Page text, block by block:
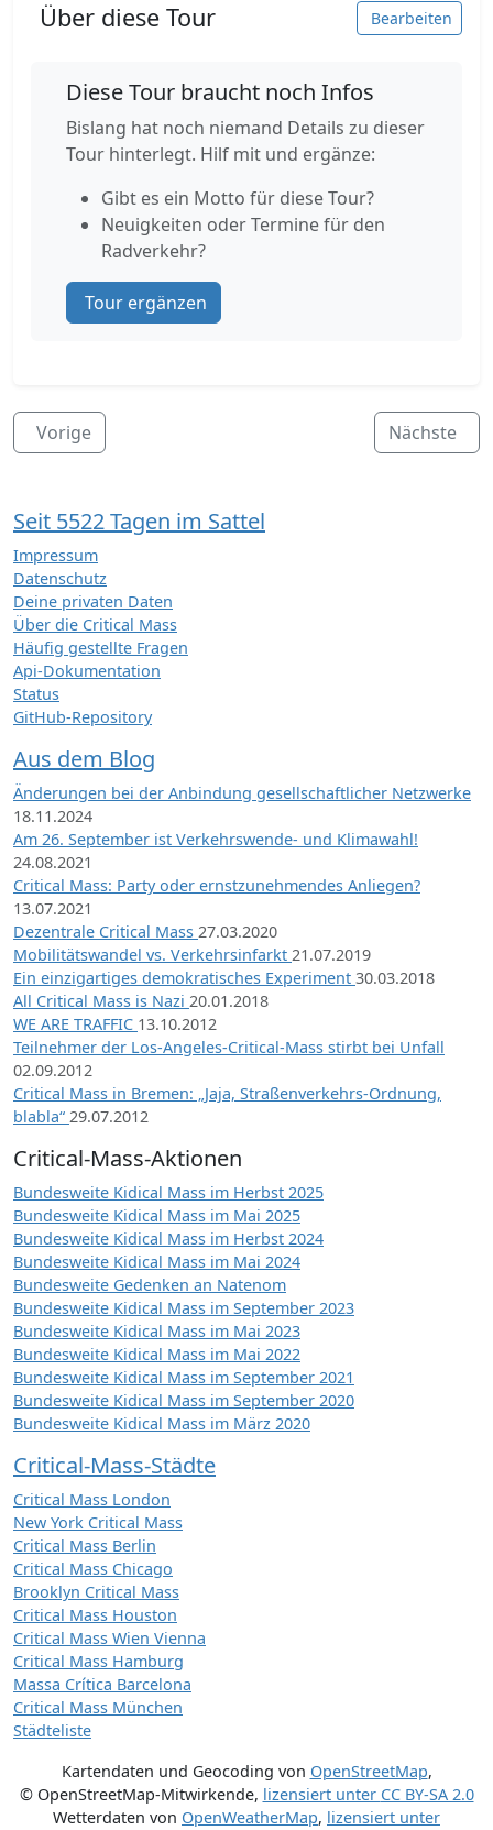
Über diese Tour Bearbeiten
Diese Tour braucht noch Infos
Bislang hat noch niemand Details zu dieser
Tour hinterlegt. Hilf mit und ergänze:
Gibt es ein Motto für diese Tour?
Neuigkeiten oder Termine für den
Radverkehr?
Tour ergänzen
Vorige Nächste
Seit 5522 Tagen im Sattel
Impressum
Datenschutz
Deine privaten Daten
Über die Critical Mass
Häufig gestellte Fragen
Api-Dokumentation
Status
GitHub-Repository
Aus dem Blog
Änderungen bei der Anbindung gesellschaftlicher Netzwerke
18.11.2024
Am 26. September ist Verkehrswende- und Klimawahl!
24.08.2021
Critical Mass: Party oder ernstzunehmendes Anliegen?
13.07.2021
Dezentrale Critical Mass 27.03.2020
Mobilitätswandel vs. Verkehrsinfarkt 21.07.2019
Ein einzigartiges demokratisches Experiment 30.03.2018
All Critical Mass is Nazi 20.01.2018
WE ARE TRAFFIC 13.10.2012
Teilnehmer der Los-Angeles-Critical-Mass stirbt bei Unfall
02.09.2012
Critical Mass in Bremen: „Jaja, Straßenverkehrs-Ordnung,
blabla“ 29.07.2012
Critical-Mass-Aktionen
Bundesweite Kidical Mass im Herbst 2025
Bundesweite Kidical Mass im Mai 2025
Bundesweite Kidical Mass im Herbst 2024
Bundesweite Kidical Mass im Mai 2024
Bundesweite Gedenken an Natenom
Bundesweite Kidical Mass im September 2023
Bundesweite Kidical Mass im Mai 2023
Bundesweite Kidical Mass im Mai 2022
Bundesweite Kidical Mass im September 2021
Bundesweite Kidical Mass im September 2020
Bundesweite Kidical Mass im März 2020
Critical-Mass-Städte
Critical Mass London
New York Critical Mass
Critical Mass Berlin
Critical Mass Chicago
Brooklyn Critical Mass
Critical Mass Houston
Critical Mass Wien Vienna
Critical Mass Hamburg
Massa Crítica Barcelona
Critical Mass München
Städteliste
Kartendaten und Geocoding von OpenStreetMap,
© OpenStreetMap-Mitwirkende, lizensiert unter CC BY-SA 2.0
Wetterdaten von OpenWeatherMap, lizensiert unter